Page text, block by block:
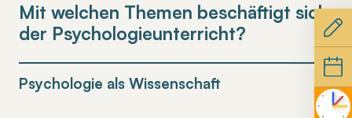
Mit welchen Themen beschäftigt sich
der Psychologieunterricht?
Psychologie als Wissenschaft